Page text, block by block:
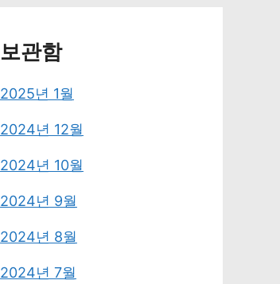
보관함
2025년 1월
2024년 12월
2024년 10월
2024년 9월
2024년 8월
2024년 7월